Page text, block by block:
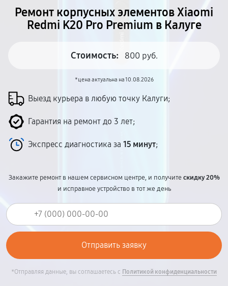
Ремонт корпусных элементов Xiaomi
Redmi K20 Pro Premium в Калуге
Стоимость: 800 руб.
*цена актуальна на 10.08.2026
Выезд курьера в любую точку Калуги;
Гарантия на ремонт до 3 лет;
Экспресс диагностика за 15 минут;
Закажите ремонт в нашем сервисном центре, и получитескидку 20%
и исправное устройство в тот же день
*Отправляя данные, вы соглашаетесь с Политикой конфиденциальности